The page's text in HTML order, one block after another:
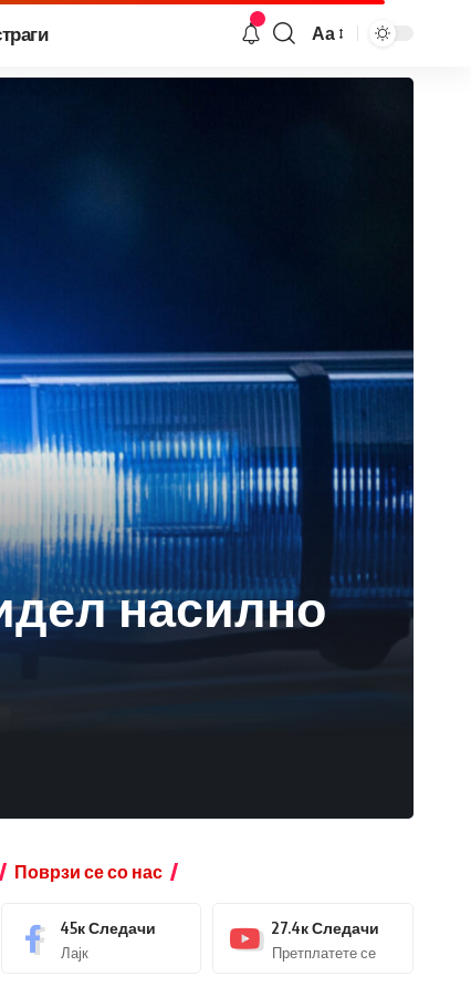
Аа
насилно
Поврзи се со нас
45кСледачи
Лајк
27.4кСледачи
Претплатете се